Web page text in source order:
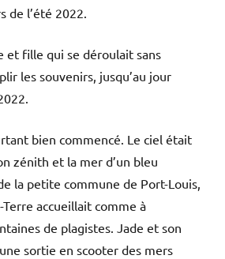
de l’été 2022.
et fille qui se déroulait sans
les souvenirs, jusqu’au jour
bien commencé. Le ciel était
zénith et la mer d’un bleu
la petite commune de Port-Louis,
accueillait comme à
de plagistes. Jade et son
sortie en scooter des mers